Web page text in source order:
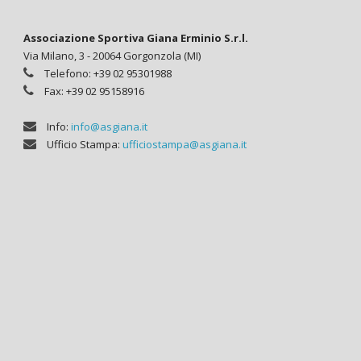
Associazione Sportiva Giana Erminio S.r.l.
Via Milano, 3 - 20064 Gorgonzola (MI)
Telefono: +39 02 95301988
Fax: +39 02 95158916
Info: info@asgiana.it
Ufficio Stampa: ufficiostampa@asgiana.it